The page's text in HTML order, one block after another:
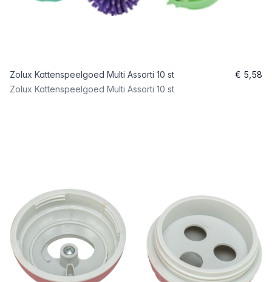
Zolux Kattenspeelgoed Multi Assorti 10 st
Zolux Kattenspeelgoed Multi Assorti 10 st
€ 5,58